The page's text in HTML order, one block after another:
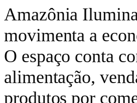
Amazônia
movimenta a
O espaço conta
alimentação,
produtos por